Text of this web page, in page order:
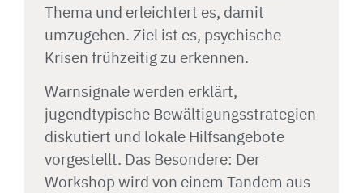
Thema und erleichtert es, damit
umzugehen. Ziel ist es, psychische
Krisen frühzeitig zu erkennen.
Warnsignale werden erklärt,
jugendtypische Bewältigungsstrategien
diskutiert und lokale Hilfsangebote
vorgestellt. Das Besondere: Der
Workshop wird von einem Tandem aus